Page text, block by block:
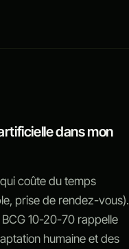
dans mon
coûte du temps
prise de rendez-vous).
10-20-70 rappelle
humaine et des